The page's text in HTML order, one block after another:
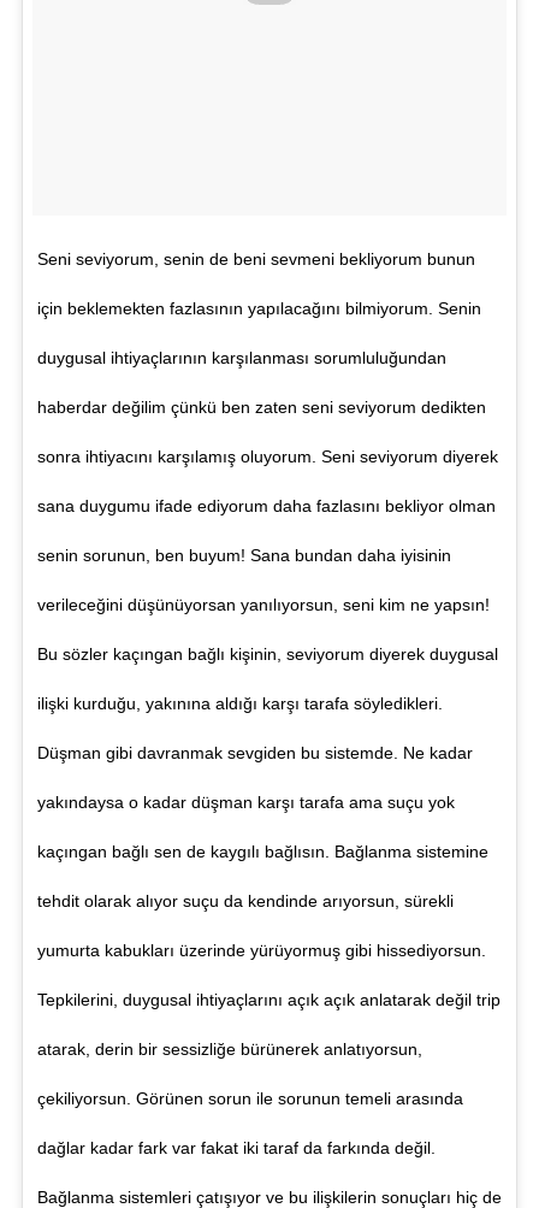
Seni seviyorum, senin de beni sevmeni bekliyorum bunun
için beklemekten fazlasının yapılacağını bilmiyorum. Senin
duygusal ihtiyaçlarının karşılanması sorumluluğundan
haberdar değilim çünkü ben zaten seni seviyorum dedikten
sonra ihtiyacını karşılamış oluyorum. Seni seviyorum diyerek
sana duygumu ifade ediyorum daha fazlasını bekliyor olman
senin sorunun, ben buyum! Sana bundan daha iyisinin
verileceğini düşünüyorsan yanılıyorsun, seni kim ne yapsın!
Bu sözler kaçıngan bağlı kişinin, seviyorum diyerek duygusal
ilişki kurduğu, yakınına aldığı karşı tarafa söyledikleri.
Düşman gibi davranmak sevgiden bu sistemde. Ne kadar
yakındaysa o kadar düşman karşı tarafa ama suçu yok
kaçıngan bağlı sen de kaygılı bağlısın. Bağlanma sistemine
tehdit olarak alıyor suçu da kendinde arıyorsun, sürekli
yumurta kabukları üzerinde yürüyormuş gibi hissediyorsun.
Tepkilerini, duygusal ihtiyaçlarını açık açık anlatarak değil trip
atarak, derin bir sessizliğe bürünerek anlatıyorsun,
çekiliyorsun. Görünen sorun ile sorunun temeli arasında
dağlar kadar fark var fakat iki taraf da farkında değil.
Bağlanma sistemleri çatışıyor ve bu ilişkilerin sonuçları hiç de